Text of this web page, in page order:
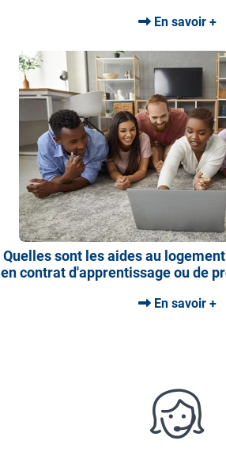
En savoir +
Quelles sont les aides au
en contrat d'apprentissage ou de
En savoir +